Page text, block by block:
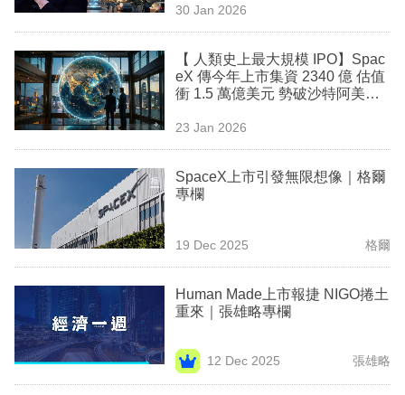
科
技
職
場
生
時
事
欄
訂
閱
30 Jan 2026
【 人類史上最大規模 IPO】Spac
eX 傳今年上市集資 2340 億 估值
衝 1.5 萬億美元 勢破沙特阿美紀
23 Jan 2026
SpaceX上市引發無限想像｜格爾
專欄
19 Dec 2025 格爾
Human Made上市報捷 NIGO捲土
重來｜張雄略專欄
12 Dec 2025 張雄略